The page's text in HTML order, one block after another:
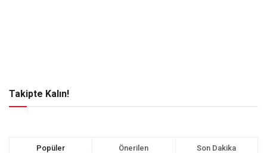
Takipte Kalın!
Popüler Önerilen Son Dakika